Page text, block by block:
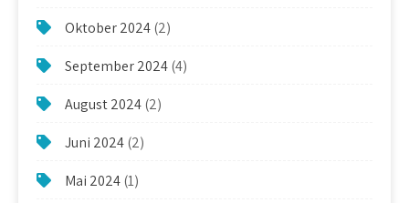
Oktober 2024(2)
September 2024(4)
August 2024(2)
Juni 2024(2)
Mai 2024(1)